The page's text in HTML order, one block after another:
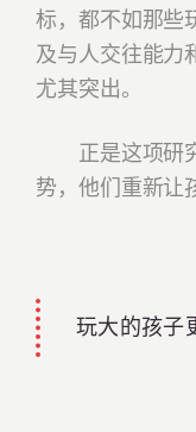
标，都不如那些
及与人交往能力
尤其突出。
正是这项研究
势，他们重新让
玩大的孩子